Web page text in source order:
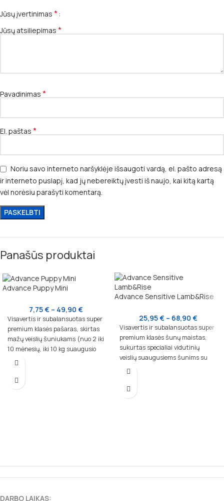
Jūsų įvertinimas *
Jūsų atsiliepimas *
Pavadinimas *
El. paštas *
Noriu savo interneto naršyklėje išsaugoti vardą, el. pašto adresą
ir interneto puslapį, kad jų nebereiktų įvesti iš naujo, kai kitą kartą
vėl norėsiu parašyti komentarą.
Panašūs produktai
Advance Puppy Mini
7,75€ – 49,90 €
Visavertis ir subalansuotas super
premium klasės pašaras, skirtas
mažų veislių šuniukams (nuo 2 iki
10 mėnesių, iki 10 kg suaugusio
svorio) ir laktuojančioms kalėms.
atsižvelgiant į mažų veislių
Advance Sensitive Lamb&Rise
25,95€ – 68,90 €
Visavertis ir subalansuotas super
premium klasės šunų maistas,
sukurtas specialiai vidutinių
veislių suaugusiems šunims su
jautria virškinimo sistema.
šaltinis – ėriena, kartu su ryžiais,
DARBO LAIKAS: